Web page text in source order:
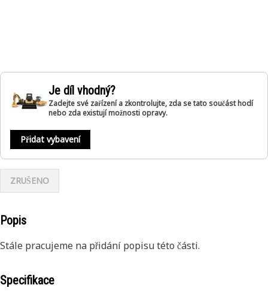
Je díl vhodný?
Zadejte své zařízení a zkontrolujte, zda se tato součást hodí
nebo zda existují možnosti opravy.
Přidat vybavení
ZRUŠENO
Popis
Stále pracujeme na přidání popisu této části.
Specifikace